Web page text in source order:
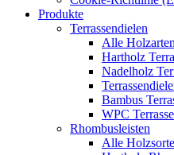
Produkte
Terrassendielen
Alle Holzarten
Hartholz
Nadelholz
Bambus
WPC
Rhombusleisten
Alle